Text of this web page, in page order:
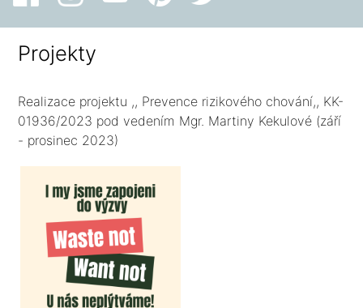
Projekty
Realizace projektu ,, Prevence rizikového chování,, KK-
01936/2023 pod vedením Mgr. Martiny Kekulové (září
- prosinec 2023)